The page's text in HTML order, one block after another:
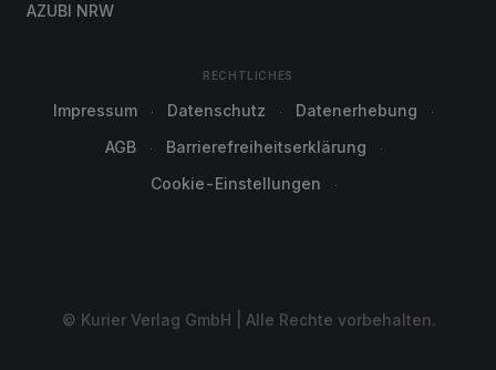
AZUBI NRW
RECHTLICHES
Impressum Datenschutz
Datenerhebung
AGB
Barrierefreiheitserklärung
Cookie-Einstellungen
© Kurier Verlag GmbH | Alle Rechte vorbehalten.